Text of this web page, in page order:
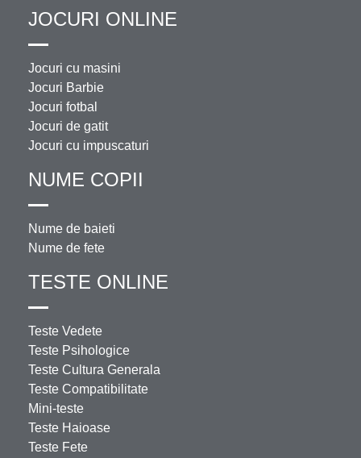
JOCURI ONLINE
Jocuri cu masini
Jocuri Barbie
Jocuri fotbal
Jocuri de gatit
Jocuri cu impuscaturi
NUME COPII
Nume de baieti
Nume de fete
TESTE ONLINE
Teste Vedete
Teste Psihologice
Teste Cultura Generala
Teste Compatibilitate
Mini-teste
Teste Haioase
Teste Fete